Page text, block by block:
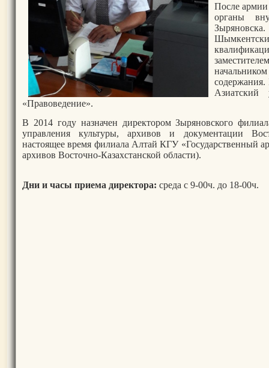
После армии
органы
Азиатский
«Правоведение».
В 2014 году назначен директором Зыряновского
управления культуры, архивов и документации
настоящее время филиала Алтай КГУ «Государственный
архивов Восточно-Казахстанской области).
Дни и часы приема директора: среда с 9-00ч. до 18-00ч.